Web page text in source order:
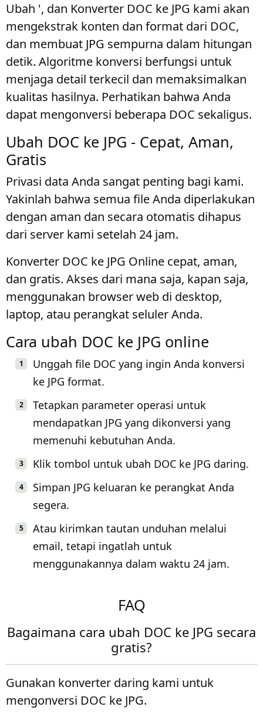
Ubah ', dan Konverter DOC ke JPG kami akan
mengekstrak konten dan format dari DOC,
dan membuat JPG sempurna dalam hitungan
detik. Algoritme konversi berfungsi untuk
menjaga detail terkecil dan memaksimalkan
kualitas hasilnya. Perhatikan bahwa Anda
dapat mengonversi beberapa DOC sekaligus.
Ubah DOC ke JPG - Cepat, Aman,
Gratis
Privasi data Anda sangat penting bagi kami.
Yakinlah bahwa semua file Anda diperlakukan
dengan aman dan secara otomatis dihapus
dari server kami setelah 24 jam.
Konverter DOC ke JPG Online cepat, aman,
dan gratis. Akses dari mana saja, kapan saja,
menggunakan browser web di desktop,
laptop, atau perangkat seluler Anda.
Cara ubah DOC ke JPG online
Unggah file DOC yang ingin Anda konversi
ke JPG format.
Tetapkan parameter operasi untuk
mendapatkan JPG yang dikonversi yang
memenuhi kebutuhan Anda.
Klik tombol untuk ubah DOC ke JPG daring.
Simpan JPG keluaran ke perangkat Anda
segera.
Atau kirimkan tautan unduhan melalui
email, tetapi ingatlah untuk
menggunakannya dalam waktu 24 jam.
FAQ
Bagaimana cara ubah DOC ke JPG secara
gratis?
Gunakan konverter daring kami untuk
mengonversi DOC ke JPG.